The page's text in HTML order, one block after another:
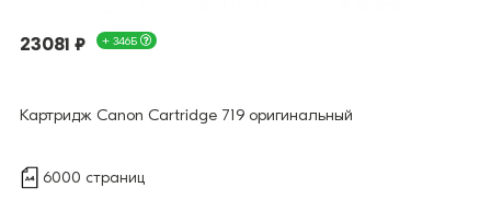
23081 ₽ + 346Б
Картридж Canon Cartridge 719 оригинальный
6000 страниц